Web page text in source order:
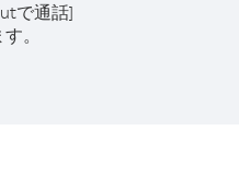
で通話]
。